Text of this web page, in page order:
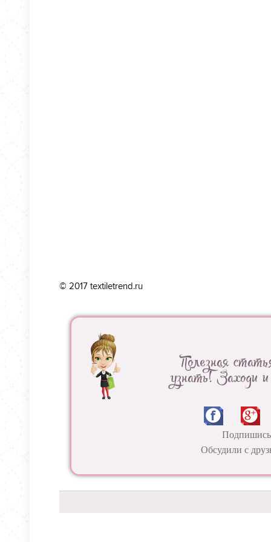
© 2017 textiletrend.ru
Полезная
узнать! Заходи и
Подпишись
Обсудили с